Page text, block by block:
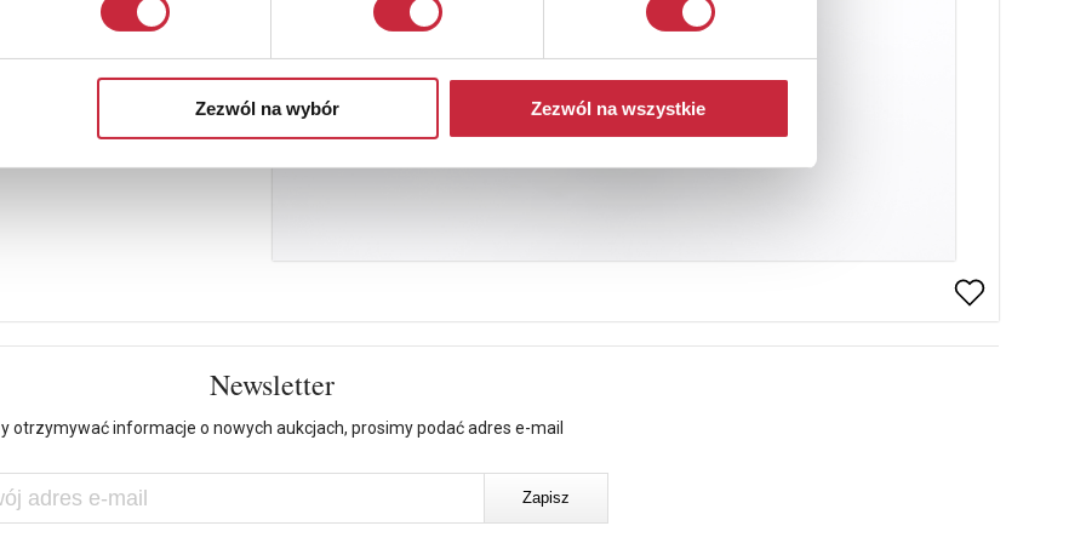
Zezwól na wybór Zezwól na wszystkie
Newsletter
otrzymywać informacje o nowych aukcjach, prosimy podać adres e-mail